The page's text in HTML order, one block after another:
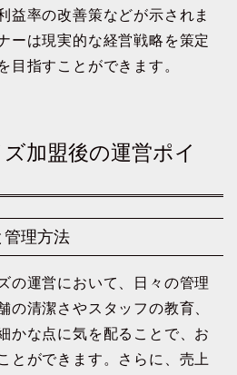
益率の改善策などが示されま
ーは現実的な経営戦略を策定
目指すことができます。
加盟後の運営ポイ
管理方法
の運営において、日々の管理
の清潔さやスタッフの教育、
かな点に気を配ることで、お
とができます。さらに、売上